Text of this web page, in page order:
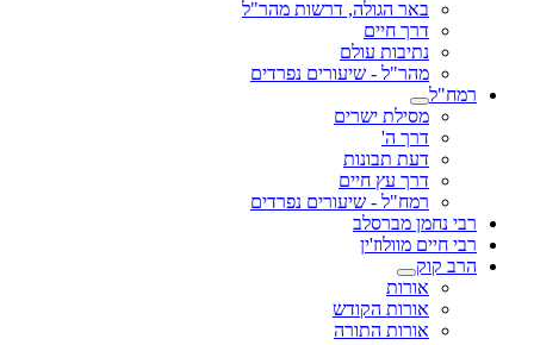
באר הגולה, דרשות מהר"ל
דרך חיים
נתיבות עולם
מהר"ל - שיעורים נפרדים
רמח"ל
מסילת ישרים
דרך ה'
דעת תבונות
דרך עץ חיים
רמח"ל - שיעורים נפרדים
רבי נחמן מברסלב
רבי חיים מוולוז'ין
הרב קוק
אורות
אורות הקודש
אורות התורה